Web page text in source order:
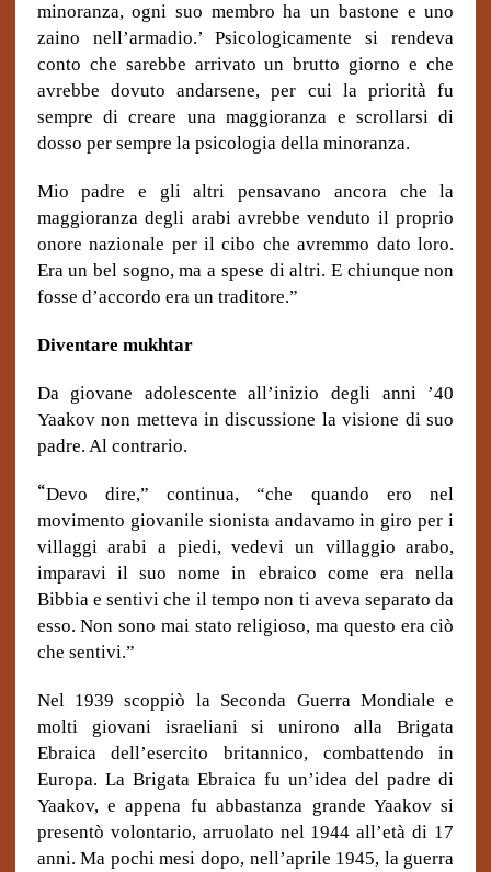
minoranza, ogni suo membro ha un bastone e uno
zaino nell’armadio.’ Psicologicamente si rendeva
conto che sarebbe arrivato un brutto giorno e che
avrebbe dovuto andarsene, per cui la priorità fu
sempre di creare una maggioranza e scrollarsi di
dosso per sempre la psicologia della minoranza.
Mio padre e gli altri pensavano ancora che la
maggioranza degli arabi avrebbe venduto il proprio
onore nazionale per il cibo che avremmo dato loro.
Era un bel sogno, ma a spese di altri. E chiunque non
fosse d’accordo era un traditore.”
Diventare mukhtar
Da giovane adolescente all’inizio degli anni ’40
Yaakov non metteva in discussione la visione di suo
padre. Al contrario.
“Devo dire,” continua, “che quando ero nel
movimento giovanile sionista andavamo in giro per i
villaggi arabi a piedi, vedevi un villaggio arabo,
imparavi il suo nome in ebraico come era nella
Bibbia e sentivi che il tempo non ti aveva separato da
esso. Non sono mai stato religioso, ma questo era ciò
che sentivi.”
Nel 1939 scoppiò la Seconda Guerra Mondiale e
molti giovani israeliani si unirono alla Brigata
Ebraica dell’esercito britannico, combattendo in
Europa. La Brigata Ebraica fu un’idea del padre di
Yaakov, e appena fu abbastanza grande Yaakov si
presentò volontario, arruolato nel 1944 all’età di 17
anni. Ma pochi mesi dopo, nell’aprile 1945, la guerra